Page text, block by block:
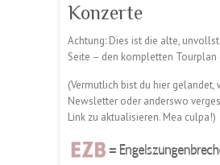
Konzerte
Achtung: Dies ist die alte,
Seite – den kompletten Tourplan
(Vermutlich bist du hier gelandet,
Newsletter oder anderswo
Link zu aktualisieren. Mea culpa!)